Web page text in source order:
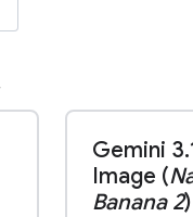
Gemini 3.
Image (
Banana 2)